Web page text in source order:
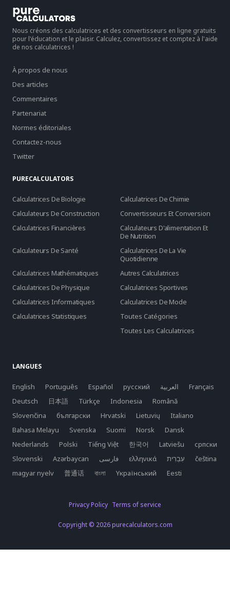
Nous créons des calculatrices et des convertisseurs en ligne gratuits
pour l'éducation et le plaisir. Calculez, convertissez et comptez à l'aide
de nos calculatrices !
À propos de nous
Des articles
Commentaires
Partenariat
Normes éditoriales
Contactez-nous
Twitter
PURECALCULATORS
Calculatrices De Biologie
Calculatrices De Chimie
Calculateurs De Construction
Convertisseurs Et Conversion
Calculatrices Financières
Calculateurs D'alimentation Et
De Nutrition
Calculateurs De Santé
Calculatrices De La Vie
Quotidienne
Calculatrices Mathématiques
Autres Calculatrices
Calculatrices De Physique
Calculatrices Sportives
Calculatrices Informatiques
Calculatrices De Mode
Calculatrices Statistiques
Toutes Catégories
Toutes Les Calculatrices
LANGUES
English Português Español русский العربية
Français
Deutsch
日本語 Türkçe Indonesia
Română
Slovenčina
български Hrvatski Lietuvių
Italiano
Bahasa Melayu
Svenska Suomi Norsk
Dansk
Nederlands
Polski Tiếng Việt 한국어 Latviešu
српски
Slovenski
Azərbaycan فارسی ελληνικά
čeština
magyar nyelv
普通话 বাংলা Yкраїнський Eesti
Privacy Policy Terms of service
Copyright © 2026 purecalculators.com